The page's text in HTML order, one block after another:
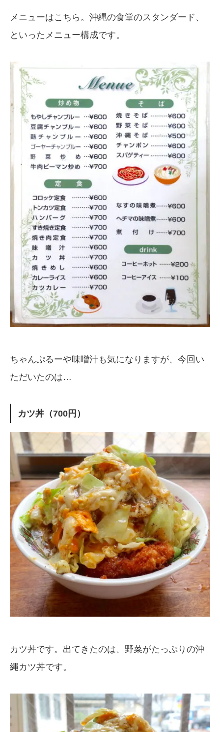
メニューはこちら。沖縄の食堂のスタンダード、
といったメニュー構成です。
ちゃんぷるーや味噌汁も気になりますが、今回い
ただいたのは…
カツ丼（700円）
カツ丼です。出てきたのは、野菜がたっぷりの沖
縄カツ丼です。